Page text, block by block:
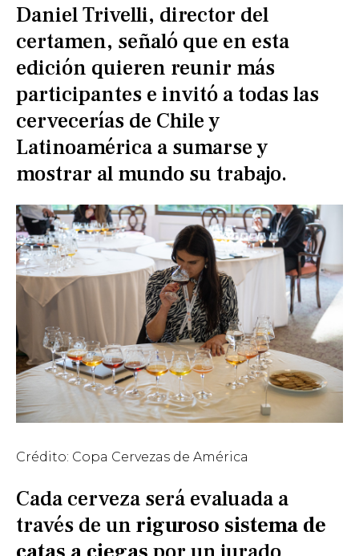
Daniel Trivelli, director del
certamen, señaló que en esta
edición quieren reunir más
participantes e invitó a todas las
cervecerías de Chile y
Latinoamérica a sumarse y
mostrar al mundo su trabajo.
Crédito: Copa Cervezas de América
Cada cerveza será evaluada a
través de un riguroso sistema de